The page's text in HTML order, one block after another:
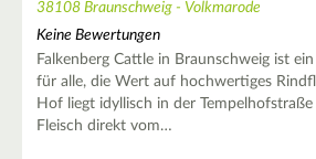
38108 Braunschweig - Volkmarode
Keine Bewertungen
Falkenberg Cattle in Braunschweig ist
für alle, die Wert auf hochwertiges
Hof liegt idyllisch in der
Fleisch direkt vom…